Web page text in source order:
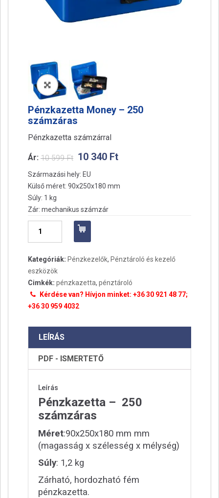
🔍
Pénzkazetta Money – 250
számzáras
Pénzkazetta számzárral
Ár: 10 599Ft 10 340 Ft
Származási hely: EU
Külső méret: 90x250x180 mm
Súly: 1 kg
Zár: mechanikus számzár
250
számzáras
mennyiség
Kategóriák: Pénzkezelők, Pénztároló és kezelő
eszközök
Cimkék: pénzkazetta, pénztároló
Kérdése van? Hívjon minket: +36 30 921 48 77;
+36 30 959 4032
LEÍRÁS
PDF - ISMERTETŐ
Leírás
Pénzkazetta – 250
számzáras
Méret:90x250x180 mm mm
(magasság x szélesség x mélység)
Súly: 1,2 kg
Zárható, hordozható fém
pénzkazetta.